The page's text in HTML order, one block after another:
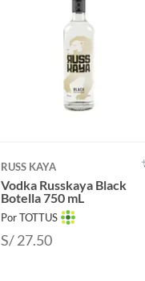
RUSS KAYA
Vodka Russkaya Black
Botella 750 mL
Por TOTTUS
S/ 27.50